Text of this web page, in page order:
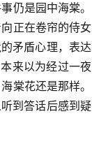
仍是园中海棠。
正在卷帘的侍女
矛盾心理，表达
来以为经过一夜
棠花还是那样。
到答话后感到疑